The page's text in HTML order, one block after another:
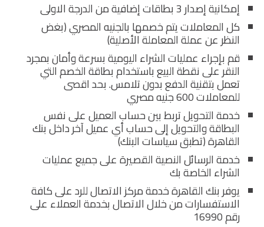
إمكانية إصدار 3 بطاقات إضافية من الدرجة الاولى
كل المعاملات يتم خصمها بالجنيه المصري (بغض
النظر عن عملة المعاملة الأصلية)
قم بإجراء عمليات الشراء اليومية بسرعة وأمان بمجرد
النقر على نقطة البيع باستخدام بطاقة الخصم التي
تعمل بتقنية الدفع بدون تلامس. بحد اقصى
للمعاملات 600 جنيه مصري
خدمة التحويل تربط بين حساب العميل على نفس
البطاقة والتحويل إلى حساب أي عميل آخر داخل بنك
القاهرة (تطبق سياسات البنك)
خدمة الرسائل النصية القصيرة على جميع عمليات
الشراء الخاصة بك
يوفر بنك القاهرة خدمة مركز الاتصال للرد على كافة
الاستفسارات من خلال الاتصال بخدمة العملاء على
رقم 16990